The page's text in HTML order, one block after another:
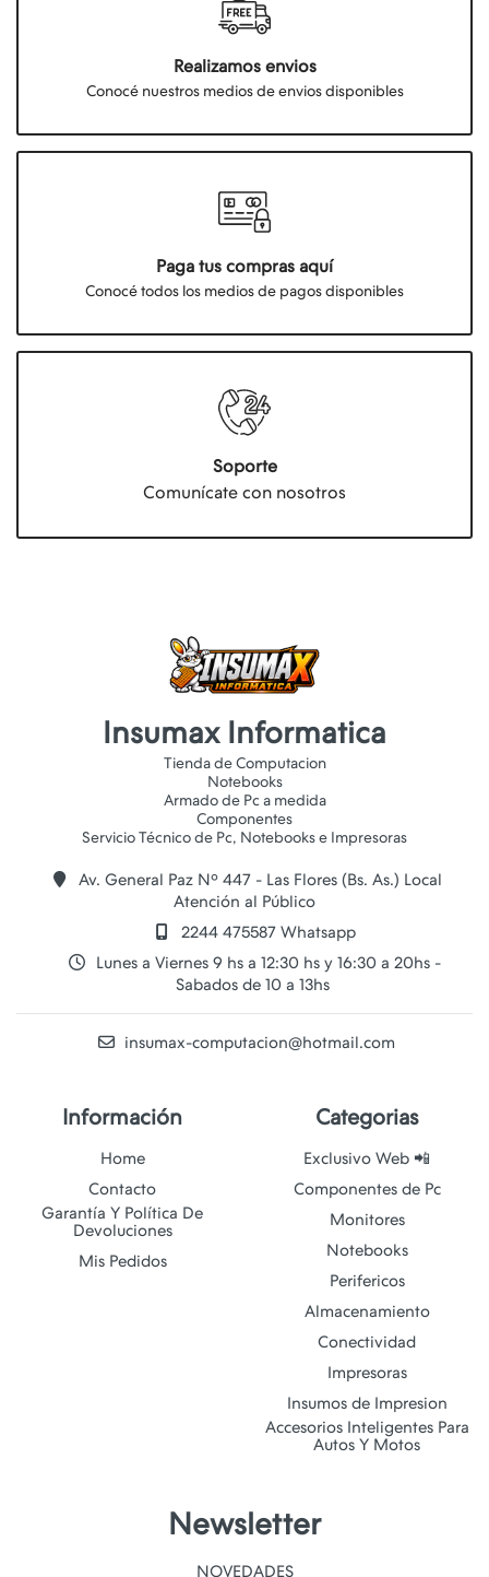
Realizamos envios
Conocé nuestros medios de envios disponibles
Paga tus compras aquí
Conocé todos los medios de pagos disponibles
Soporte
Comunícate con nosotros
Insumax Informatica
Tienda de Computacion
Notebooks
Armado de Pc a medida
Componentes
Av. General Paz Nº 447 - Las Flores (Bs. As.) Local
Atención al Público
2244 475587 Whatsapp
Lunes a Viernes 9 hs a 12:30 hs y 16:30 a 20hs -
Sabados de 10 a 13hs
insumax-computacion@hotmail.com
Información
Home
Contacto
Garantía Y Política De
Devoluciones
Mis Pedidos
Categorias
Exclusivo Web 📲
Componentes de Pc
Monitores
Notebooks
Perifericos
Almacenamiento
Conectividad
Impresoras
Insumos de Impresion
Accesorios Inteligentes Para
Autos Y Motos
Newsletter
NOVEDADES